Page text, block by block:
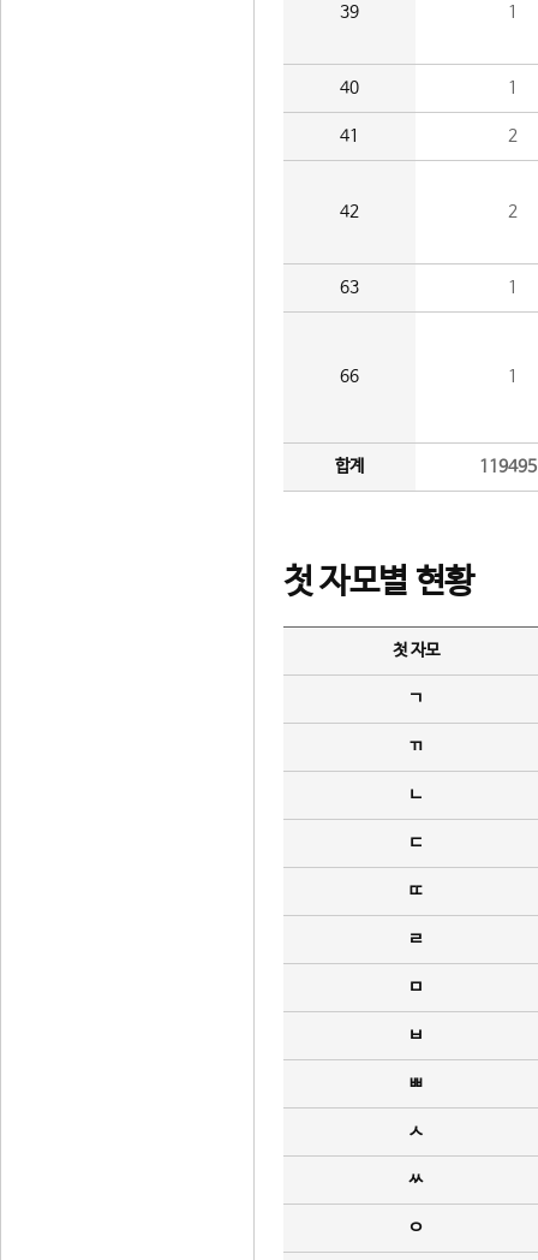
39 1
40 1
41 2
42 2
63 1
66 1
합계
첫 자모별 현황
첫 자모
ㄱ
ㄲ
ㄴ
ㄷ
ㄸ
ㄹ
ㅁ
ㅂ
ㅃ
ㅅ
ㅆ
ㅇ